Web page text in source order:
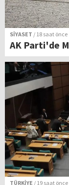
SİYASET / 18 saat önce
AK Parti'de
TÜRKİYE / 19 saat önce